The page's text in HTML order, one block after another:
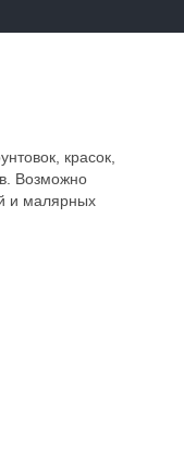
красок,
Возможно
и малярных